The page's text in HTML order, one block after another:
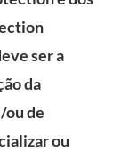
ser a
da
ou de
ou